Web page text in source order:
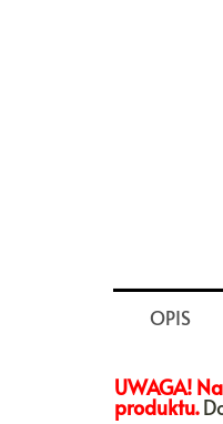
OPIS
UWAGA!
produktu.